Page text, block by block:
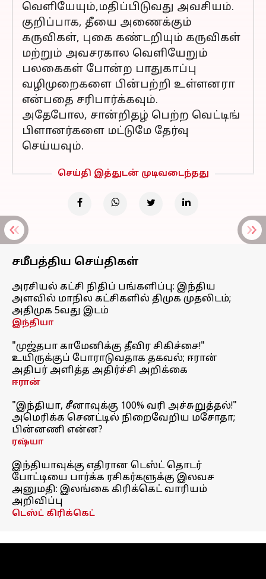
வெளியேயும்,மதிப்பிடுவது அவசியம்.
குறிப்பாக, தீயை அணைக்கும்
கருவிகள், புகை கண்டறியும் கருவிகள்
மற்றும் அவசரகால வெளியேறும்
பலகைகள் போன்ற பாதுகாப்பு
வழிமுறைகளை பின்பற்றி உள்ளனரா
என்பதை சரிபார்க்கவும்.
அதேபோல, சான்றிதழ் பெற்ற வெட்டிங்
பிளானர்களை மட்டுமே தேர்வு
செய்யவும்.
செய்தி இத்துடன் முடிவடைந்தது
சமீபத்திய செய்திகள்
அரசியல் கட்சி நிதிப் பங்களிப்பு: இந்திய
அளவில் மாநில கட்சிகளில் திமுக முதலிடம்;
அதிமுக 5வது இடம்
இந்தியா
"முஜ்தபா காமேனிக்கு தீவிர சிகிச்சை!"
உயிருக்குப் போராடுவதாக தகவல்; ஈரான்
அதிபர் அளித்த அதிர்ச்சி அறிக்கை
ஈரான்
"இந்தியா, சீனாவுக்கு 100% வரி அச்சுறுத்தல்!"
அமெரிக்க செனட்டில் நிறைவேறிய மசோதா;
பின்னணி என்ன?
ரஷ்யா
இந்தியாவுக்கு எதிரான டெஸ்ட் தொடர்
போட்டியை பார்க்க ரசிகர்களுக்கு இலவச
அனுமதி: இலங்கை கிரிக்கெட் வாரியம்
அறிவிப்பு
டெஸ்ட் கிரிக்கெட்